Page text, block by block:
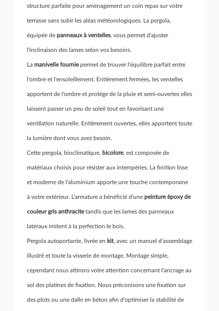
structure parfaite pour aménagement un coin repas sur votre
terrasse sans subir les aléas météorologiques. La pergola,
équipée de panneaux à ventelles, vous permet d'ajuster
l'inclinaison des lames selon vos besoins.
La manivelle fourniepermet de trouver l'équilibre parfait entre
l'ombre et l'ensoleillement. Entièrement fermées, les ventelles
apportent de l'ombre et protège de la pluie et semi-ouvertes elles
laissent passer un peu de soleil tout en favorisant une
ventilation naturelle. Entièrement ouvertes, elles apportent toute
la lumière dont vous avez besoin.
Cette pergola, bioclimatique, bicolore, est composée de
matériaux choisis pour résister aux intempéries. La finition lisse
et moderne de l'aluminium apporte une touche contemporaine
à votre extérieur. L'armature a bénéficié d'une peinture époxy de
couleur gris anthracitetandis que les lames des panneaux
latéraux imitent à la perfection le bois.
Pergola autoportante, livrée en kit, avec un manuel d'assemblage
illustré et toute la visserie de montage. Montage simple,
cependant nous attirons votre attention concernant l'ancrage au
sol des platines de fixation. Nous préconisons une fixation sur
des plots ou une dalle en béton afin d'optimiser la stabilité de